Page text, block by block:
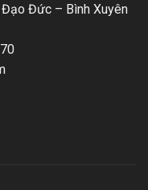
Đức – Bình Xuyên